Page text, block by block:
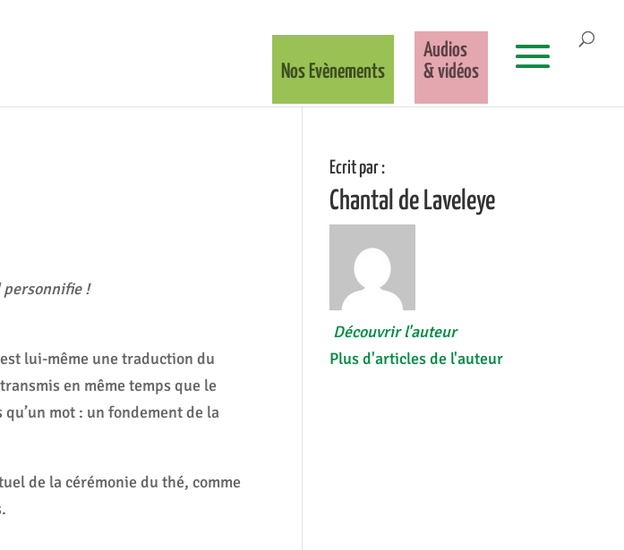
Nos Evènements
Audios
& vidéos
personnifie !
lui-même une traduction du
en même temps que le
mot : un fondement de la
de la cérémonie du thé, comme
Ecrit par :
Chantal de Laveleye
Découvrir l'auteur
Plus d'articles de l'auteur